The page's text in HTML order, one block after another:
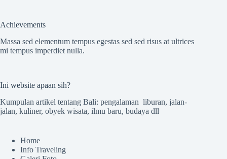
Achievements
Massa sed elementum tempus egestas sed sed risus at ultrices
mi tempus imperdiet nulla.
Ini website apaan sih?
Kumpulan artikel tentang Bali: pengalaman liburan, jalan-
jalan, kuliner, obyek wisata, ilmu baru, budaya dll
Home
Info Traveling